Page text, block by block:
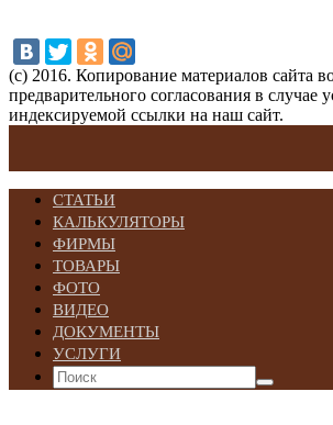
(с) 2016. Копирование материалов сайта
предварительного согласования в случае
индексируемой ссылки на наш сайт.
СТАТЬИ
КАЛЬКУЛЯТОРЫ
ФИРМЫ
ТОВАРЫ
ФОТО
ВИДЕО
ДОКУМЕНТЫ
УСЛУГИ